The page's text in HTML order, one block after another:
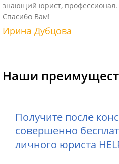
знающий юрист, профессионал.
Спасибо Вам!
Ирина Дубцова
Наши
Получите после
совершенно
личного юриста